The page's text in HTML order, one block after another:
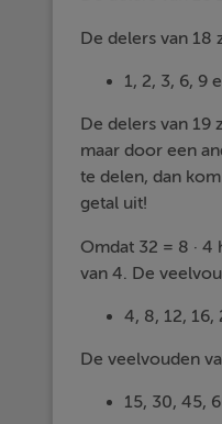
De delers van 18
1, 2, 3, 6, 9
De delers van 19
maar door een
te delen, dan
getal uit!
Omdat 32 = 8 ·
van 4. De
4, 8, 12, 16,
De veelvouden
15, 30, 45,